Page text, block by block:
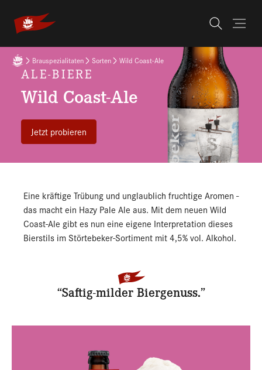
You are here:
Brauspezialitaten Sorten Wild Coast-Ale
Wild Coast-Ale
ALE-BIERE
Jetzt probieren
Eine kräftige Trübung und unglaublich fruchtige Aromen -
das macht ein Hazy Pale Ale aus. Mit dem neuen Wild
Coast-Ale gibt es nun eine eigene Interpretation dieses
Bierstils im Störtebeker-Sortiment mit 4,5% vol. Alkohol.
“Saftig-milder Biergenuss.”